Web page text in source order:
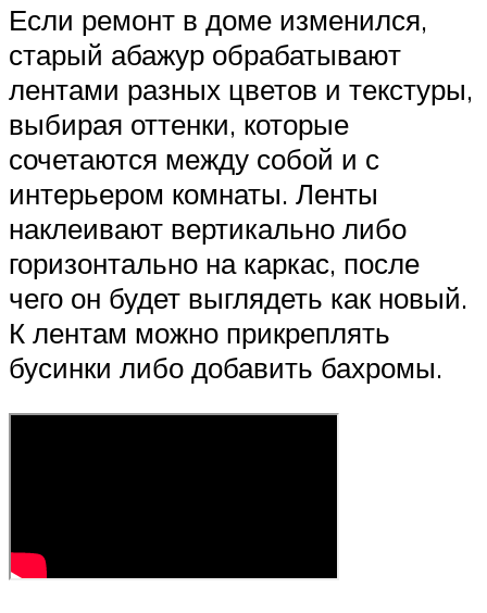
Если ремонт в доме изменился,
старый абажур обрабатывают
лентами разных цветов и текстуры,
выбирая оттенки, которые
сочетаются между собой и с
интерьером комнаты. Ленты
наклеивают вертикально либо
горизонтально на каркас, после
чего он будет выглядеть как новый.
К лентам можно прикреплять
бусинки либо добавить бахромы.